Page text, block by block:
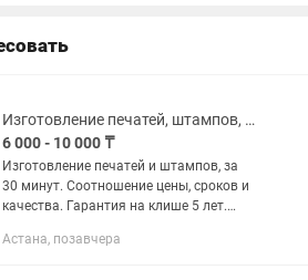
Изготовление печатей, штампов, факсимиле
6 000 - 10 000 ₸
Изготовление печатей и штампов, за
30 минут. Соотношение цены, сроков и
качества. Гарантия на клише 5 лет.
Вашим логотипом; Изготовление
Астана, позавчера